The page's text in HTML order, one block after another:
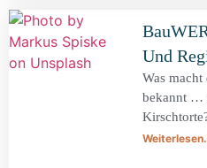
Und
Was
bekannt …